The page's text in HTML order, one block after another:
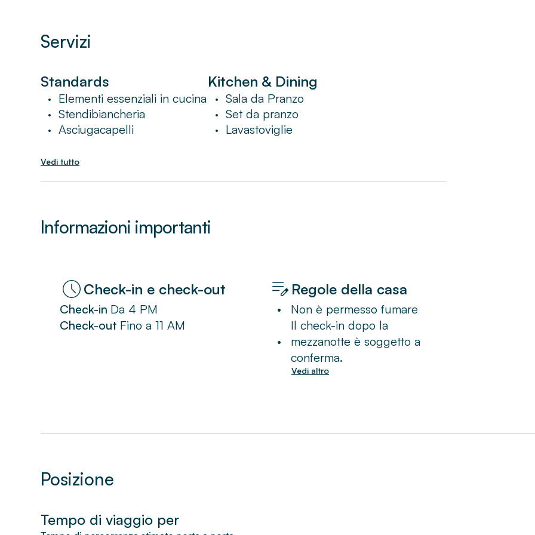
nell'appartamento.
Servizi
Standards
• Elementi essenziali in cucina
• Stendibiancheria
• Asciugacapelli
Kitchen & Dining
• Sala da Pranzo
• Set da pranzo
• Lavastoviglie
Vedi tutto
Informazioni importanti
Check-in e check-out
Check-in Da 4 PM
Check-out Fino a 11 AM
Regole della casa
• Non è permesso fumare
•
Il check-in dopo la
mezzanotte è soggetto a
conferma.
Vedi altro
Posizione
Tempo di viaggio per